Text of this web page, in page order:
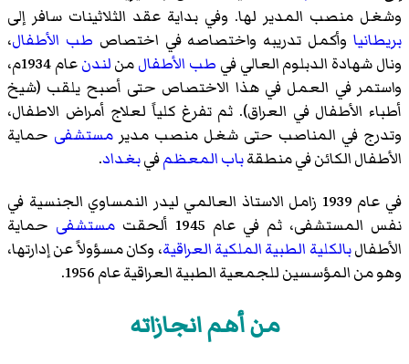
وشغل منصب المدير لها. وفي بداية عقد الثلاثينات سافر إلى
بريطانياوأكمل تدريبه واختصاصه في اختصاص طب الأطفال،
ونال شهادة الدبلوم العالي في طب الأطفالمنلندن
عام 1934م،
واستمر في العمل في هذا الاختصاص حتى أصبح يلقب (شيخ
أطباء الأطفال في العراق). ثم تفرغ كلياً لعلاج أمراض الاطفال،
وتدرج في المناصب حتى شغل منصب مدير مستشفى حماية
الأطفال الكائن في منطقةباب المعظمفيبغداد.
في عام 1939 زامل الاستاذ العالمي ليدر النمساوي الجنسية في
نفس المستشفى، ثم في عام 1945 ألحقت
مستشفى حماية
الأطفالبالكلية الطبية الملكية العراقية، وكان مسؤولاً عن إدارتها،
وهو من المؤسسين للجمعية الطبية العراقية عام 1956.
من أهم انجازاته